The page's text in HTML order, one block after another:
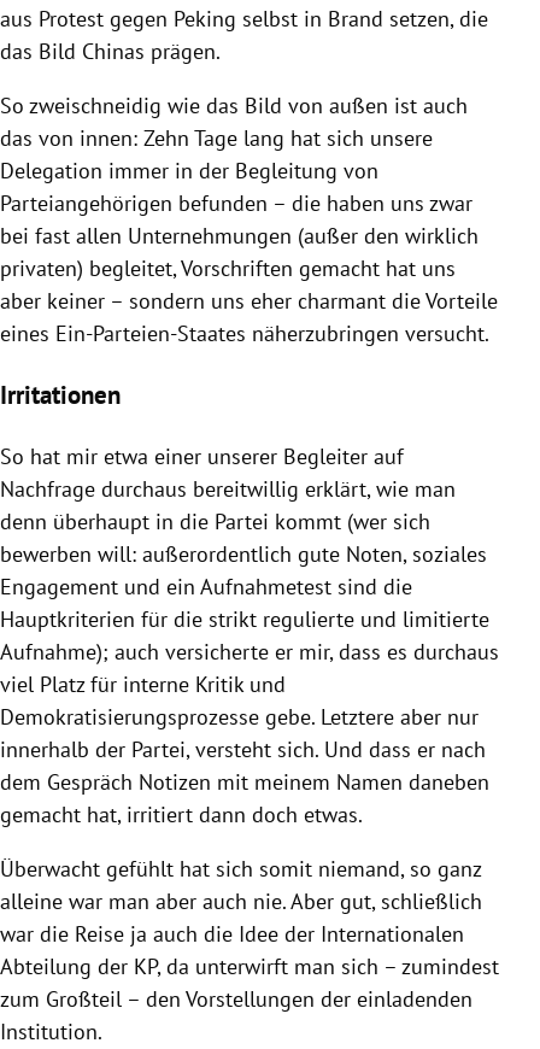
aus Protest gegen Peking selbst in Brand setzen, die
das Bild Chinas prägen.
So zweischneidig wie das Bild von außen ist auch
das von innen: Zehn Tage lang hat sich unsere
Delegation immer in der Begleitung von
Parteiangehörigen befunden – die haben uns zwar
bei fast allen Unternehmungen (außer den wirklich
privaten) begleitet, Vorschriften gemacht hat uns
aber keiner – sondern uns eher charmant die Vorteile
eines Ein-Parteien-Staates näherzubringen versucht.
Irritationen
So hat mir etwa einer unserer Begleiter auf
Nachfrage durchaus bereitwillig erklärt, wie man
denn überhaupt in die Partei kommt (wer sich
bewerben will: außerordentlich gute Noten, soziales
Engagement und ein Aufnahmetest sind die
Hauptkriterien für die strikt regulierte und limitierte
Aufnahme); auch versicherte er mir, dass es durchaus
viel Platz für interne Kritik und
Demokratisierungsprozesse gebe. Letztere aber nur
innerhalb der Partei, versteht sich. Und dass er nach
dem Gespräch Notizen mit meinem Namen daneben
gemacht hat, irritiert dann doch etwas.
Überwacht gefühlt hat sich somit niemand, so ganz
alleine war man aber auch nie. Aber gut, schließlich
war die Reise ja auch die Idee der Internationalen
Abteilung der KP, da unterwirft man sich – zumindest
zum Großteil – den Vorstellungen der einladenden
Institution.